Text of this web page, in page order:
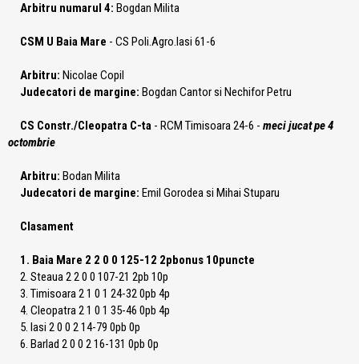
Arbitru numarul 4: Bogdan Milita
CSM U Baia Mare - CS Poli.Agro.Iasi 61-6
Arbitru: Nicolae Copil
Judecatori de margine: Bogdan Cantor si Nechifor Petru
CS Constr./Cleopatra C-ta - RCM Timisoara 24-6 - meci jucat pe 4
octombrie
Arbitru: Bodan Milita
Judecatori de margine: Emil Gorodea si Mihai Stuparu
Clasament
1. Baia Mare 2 2 0 0 125-12 2pbonus 10puncte
2. Steaua 2 2 0 0 107-21 2pb 10p
3. Timisoara 2 1 0 1 24-32 0pb 4p
4. Cleopatra 2 1 0 1 35-46 0pb 4p
5. Iasi 2 0 0 2 14-79 0pb 0p
6. Barlad 2 0 0 2 16-131 0pb 0p